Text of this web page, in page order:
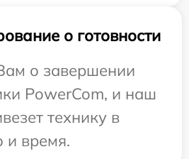
о готовности
о завершении
PowerCom, и наш
технику в
и время.